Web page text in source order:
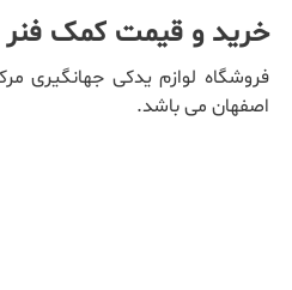
خرید و قیمت کمک فنر عقب ام
فروشگاه لوازم یدکی جهانگیری
اصفهان می باشد.